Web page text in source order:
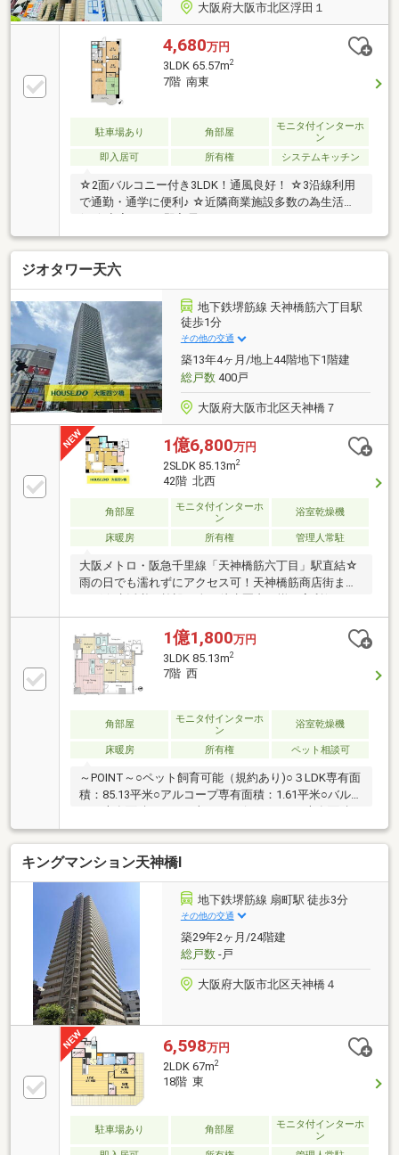
大阪府大阪市北区浮田１
4,680万円
3LDK 65.57m2
7階 南東
駐車場あり 角部屋
モニタ付インターホ
ン
即入居可
所有権 システムキッチン
☆2面バルコニー付き3LDK！通風良好！ ☆3沿線利用
で通勤・通学に便利♪ ☆近隣商業施設多数の為生活至
ジオタワー天六
地下鉄堺筋線 天神橋筋六丁目駅
徒歩1分
その他の交通
築13年4ヶ月/地上44階地下1階建
総戸数400戸
大阪府大阪市北区天神橋７
1億6,800万円
2SLDK 85.13m2
42階 北西
角部屋
モニタ付インターホ
ン
浴室乾燥機
床暖房 所有権 管理人常駐
大阪メトロ・阪急千里線「天神橋筋六丁目」駅直結☆
雨の日でも濡れずにアクセス可！天神橋筋商店街まで
スグ☆生活必要施設が全て徒歩圏内で揃う高利便！42
階角部屋☆眺望・陽当・通風良好◎お部屋からは淀川
の花火大会も鑑賞できます！豊富な収納スペースで生
活感を抑えながら贅沢な空間でお過ごしいただけます
♪浴室には美肌・温浴効果の高いミラバスを完備☆お
家でエステ気分を味わえます。充実の共用施設♪《2
コミュニティサロン、コンフォートジャパニーズ《33
階》ビューラウンジ、ウエルカムスイート《Ｒ階》ス
カイガーデン(屋上緑化)
1億1,800万円
3LDK 85.13m2
7階 西
角部屋
モニタ付インターホ
ン
浴室乾燥機
床暖房 所有権 ペット相談可
～POINT～○ペット飼育可能（規約あり)○３LDK専有面
積：85.13平米○アルコープ専有面積：1.61平米○バルコ
ニー専有面積：9.77平米○サービススペース専有面積：
2.09平米○カウンターキッチン○3口コンロ○リビング・
ダイニングには床暖房あり○ダウンライト○各お部屋に
クローゼットございます○洋室約6.5帖は、WICとなて
おります○洗面洗濯室にも収納がございます○浴室暖房
換気乾燥機○カラーモニター付セキュリティインター
ホン
キングマンション天神橋Ⅰ
地下鉄堺筋線 扇町駅 徒歩3分
その他の交通
築29年2ヶ月/24階建
総戸数-戸
大阪府大阪市北区天神橋４
6,598万円
2LDK 67m2
18階 東
駐車場あり 角部屋
モニタ付インターホ
ン